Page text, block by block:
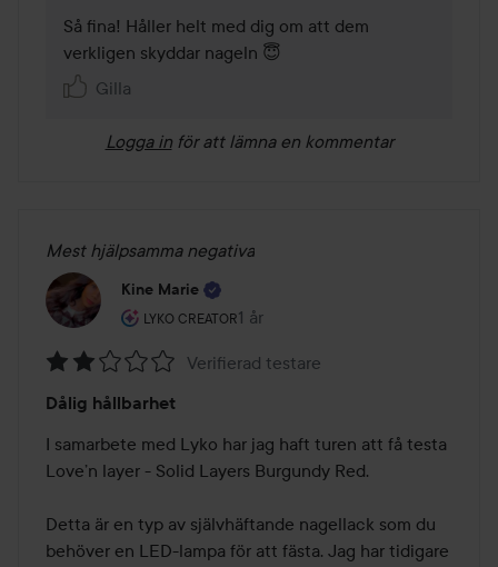
Så fina! Håller helt med dig om att dem
verkligen skyddar nageln 😇
Gilla
Logga in för att lämna en kommentar
Mest hjälpsamma negativa
Kine Marie
LYKO CREATOR
Användarens roll: Lyko Creator.
1 år
Inlägget skapades 1 år
2
av
5
Verifierad testare
Dålig hållbarhet
I samarbete med Lyko har jag haft turen att få testa
Love’n layer - Solid Layers Burgundy Red.
Detta är en typ av självhäftande nagellack som du
behöver en LED-lampa för att fästa. Jag har tidigare